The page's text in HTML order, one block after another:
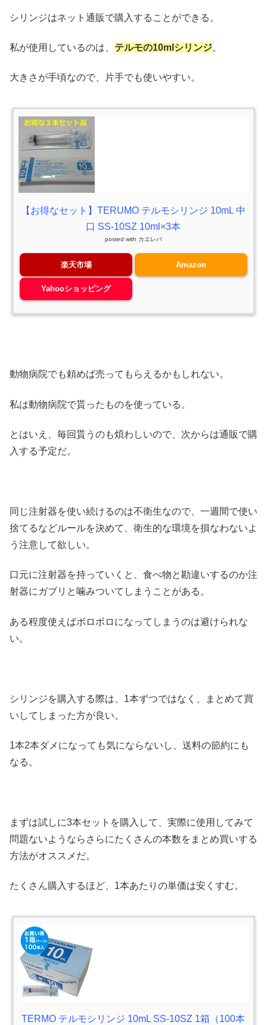
シリンジはネット通販で購入することができる。
私が使用しているのは、 テルモの10mlシリンジ。
大きさが手頃なので、片手でも使いやすい。
【お得なセット】TERUMO テルモシリンジ 10mL 中
口 SS-10SZ 10ml×3本
posted with カエレバ
楽天市場 Amazon
Yahooショッピング
動物病院でも頼めば売ってもらえるかもしれない。
私は動物病院で貰ったものを使っている。
とはいえ、毎回貰うのも煩わしいので、次からは通販で購
入する予定だ。
同じ注射器を使い続けるのは不衛生なので、一週間で使い
捨てるなどルールを決めて、衛生的な環境を損なわないよ
う注意して欲しい。
口元に注射器を持っていくと、食べ物と勘違いするのか注
射器にガブリと噛みついてしまうことがある。
ある程度使えばボロボロになってしまうのは避けられな
い。
シリンジを購入する際は、1本ずつではなく、まとめて買
いしてしまった方が良い。
1本2本ダメになっても気にならないし、送料の節約にも
なる。
まずは試しに3本セットを購入して、実際に使用してみて
問題ないようならさらにたくさんの本数をまとめ買いする
方法がオススメだ。
たくさん購入するほど、1本あたりの単価は安くすむ。
TERMO テルモシリンジ 10mL SS-10SZ 1箱（100本